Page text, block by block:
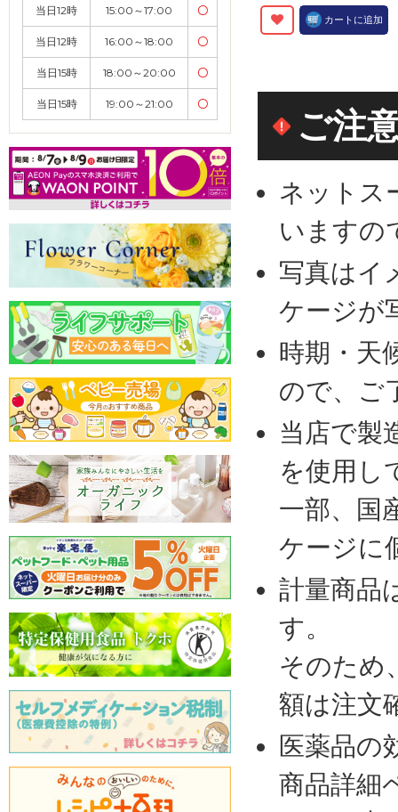
当日12時 15:00～17:00 〇
当日12時 16:00～18:00 〇
当日15時 18:00～20:00 〇
当日15時 19:00～21:00 〇
カートに追加
ご注
ネットス
いますの
写真はイ
ケージが
時期・天
ので、ご
当店で製
を使用し
一部、国
ケージに
計量商品
す。
そのため
額は注文
医薬品の
商品詳細